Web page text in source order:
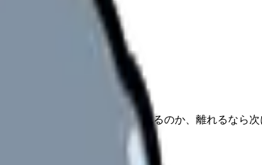
、何を変えれば働き続けられるのか、離れるなら